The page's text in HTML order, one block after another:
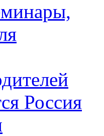
Россия